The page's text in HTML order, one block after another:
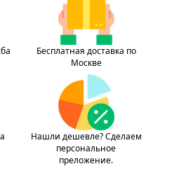
Бесплатная доставка по
Москве
Нашли дешевле? Сделаем
персональное
преложение.